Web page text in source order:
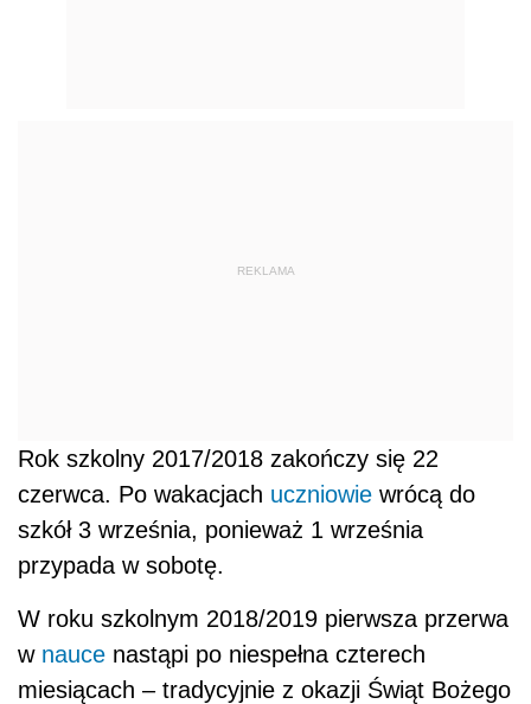
REKLAMA
Rok szkolny 2017/2018 zakończy się 22
czerwca. Po wakacjach uczniowie wrócą do
szkół 3 września, ponieważ 1 września
przypada w sobotę.
W roku szkolnym 2018/2019 pierwsza przerwa
w nauce nastąpi po niespełna czterech
miesiącach – tradycyjnie z okazji Świąt Bożego